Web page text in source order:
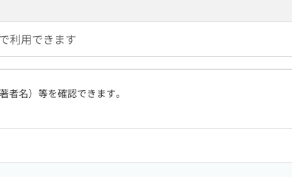
利用できます
者名）等を確認できます。